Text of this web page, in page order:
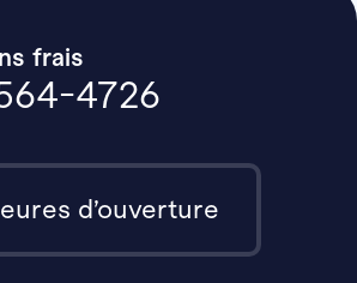
frais
4726
d’ouverture